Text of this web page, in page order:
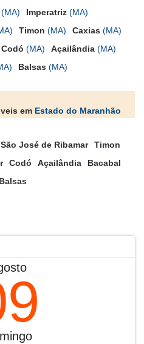
(MA) Imperatriz(MA)
Timon (MA) Caxias (MA)
Codó (MA) Açailândia (MA)
Balsas (MA)
em Estado do Maranhão
São José de Ribamar
Timon
Codó Açailândia
Bacabal
Balsas